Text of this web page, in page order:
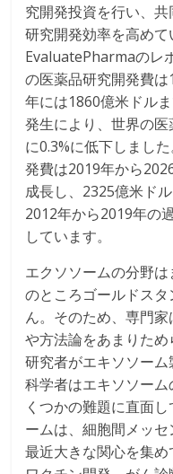
究開発投資を行い、
研究開発効率を高めて
EvaluatePharmaのレ
の医薬品研究開発費
年には1860億米ドル
発生により、世界の
に0.3%に低下しまし
発費は2019年から
成長し、2325億米ド
2012年から2019年の
しています。
エクソソームの分野
のところゴールドス
ん。そのため、専門
や方法論をあまりため
研究者がエキソソーム
科学者はエキソソー
くつかの難題に直面
ームは、細胞間メッセ
最近大きな関心を集め